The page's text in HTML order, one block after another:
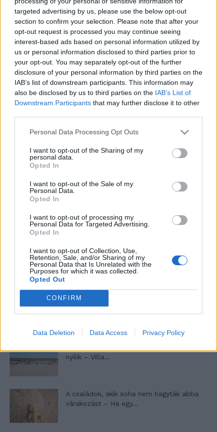
targeted advertising by us, please use the below opt-out
section to confirm your selection. Please note that after your
opt-out request is processed you may continue seeing
interest-based ads based on personal information utilized by
us or personal information disclosed to third parties prior to
your opt-out. You may separately opt-out of the further
disclosure of your personal information by third parties on the
IAB’s list of downstream participants. This information may
also be disclosed by us to third parties on the IAB’s List of
Downstream Participants that may further disclose it to other
Personal Data Processing Opt Outs
I want to opt-out of the Sharing of my
personal data.
Opted In
I want to opt-out of the Sale of my
Personal Data.
Opted In
I want to opt-out of processing my
Personal Data for Targeted Advertising.
Opted In
I want to opt-out of Collection, Use,
Retention, Sale, and/or Sharing of my
Personal Data that Is Unrelated with the
Purposes for which it was collected.
Opted Out
CONFIRM
Data Deletion Data Access Privacy Policy
A kislány, akit nem védett meg senki –
Lyhanna története
T. Barnett: Gyilkosság a Garda-tónál 12.
rész
Minka 10. rész
Máltai kaland 7.
10 tanács, ha jobban akarod érezni magad
nyílik – Villa...
A családok, akik soha nem hagyták abba
várakozást – Ha egy...